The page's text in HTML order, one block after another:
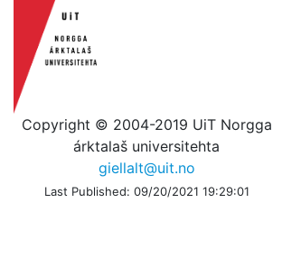
Copyright © 2004-2019 UiT Norgga
árktalaš universitehta
giellalt@uit.no
Last Published: 09/20/2021 19:29:01